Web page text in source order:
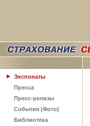
Экспонаты
Пресса
Пресс-релизы
События (Фото)
Библиотека